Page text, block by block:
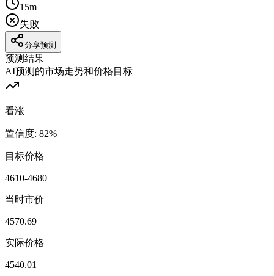
15m
失败
分享预测
预测结果
AI预测的市场走势和价格目标
看涨
置信度: 82%
目标价格
4610-4680
当时市价
4570.69
实际价格
4540.01